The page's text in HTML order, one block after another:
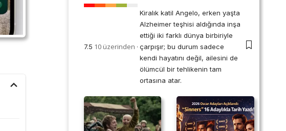
7.5 10 üzerinden
Kiralık katil Angelo, erken yaşta
Alzheimer teşhisi aldığında inşa
ettiği iki farklı dünya birbiriyle
çarpışır; bu durum sadece
kendi hayatını değil, ailesini de
ölümcül bir tehlikenin tam
ortasına atar.